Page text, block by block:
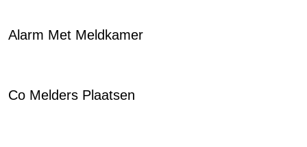
Alarm Met Meldkamer
Co Melders Plaatsen